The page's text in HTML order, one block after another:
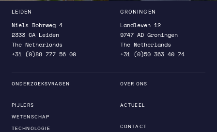
LEIDEN
Niels Bohrweg 4
2333 CA Leiden
The Netherlands
+31 (0)88 777 56 00
GRONINGEN
Landleven 12
9747 AD Groningen
The Netherlands
+31 (0)50 363 40 74
ONDERZOEKSVRAGEN
PIJLERS
WETENSCHAP
TECHNOLOGIE
OVER ONS
ACTUEEL
CONTACT